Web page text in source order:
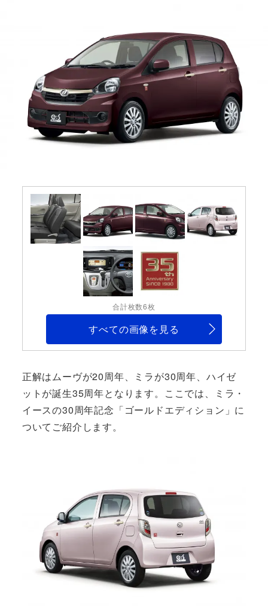
合計枚数6枚
すべての画像を見る
正解はムーヴが20周年、ミラが30周年、ハイゼ
ットが誕生35周年となります。ここでは、ミラ・
イースの30周年記念「ゴールドエディション」に
ついてご紹介します。